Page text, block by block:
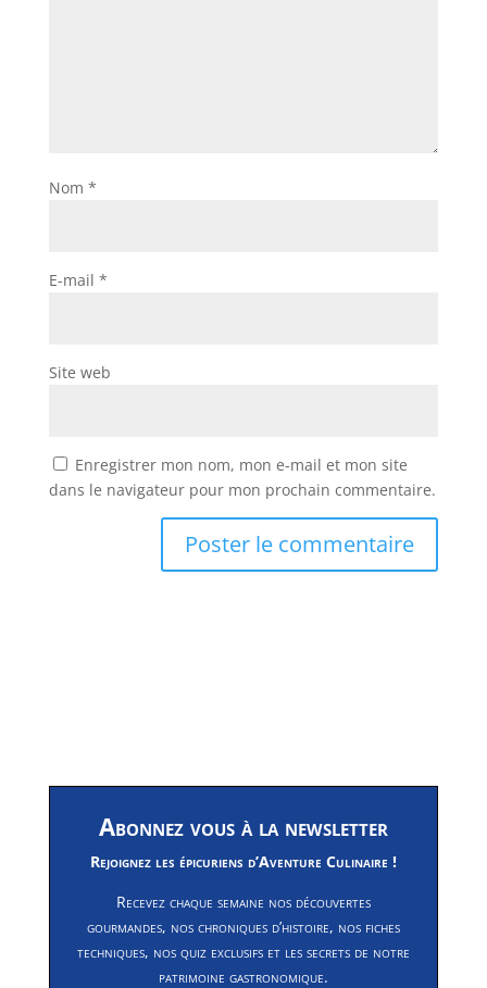
Nom *
E-mail *
Site web
Enregistrer mon nom, mon e-mail et mon site
dans le navigateur pour mon prochain commentaire.
Abonnez vous à la newsletter
Rejoignez les épicuriens d’Aventure Culinaire !
Recevez chaque semaine nos découvertes
gourmandes, nos chroniques d’histoire, nos fiches
techniques, nos quiz exclusifs et les secrets de notre
patrimoine gastronomique.